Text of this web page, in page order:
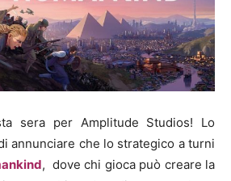
sera per Amplitude Studios! Lo
annunciare che lo strategico a turni
, dove chi gioca può creare la